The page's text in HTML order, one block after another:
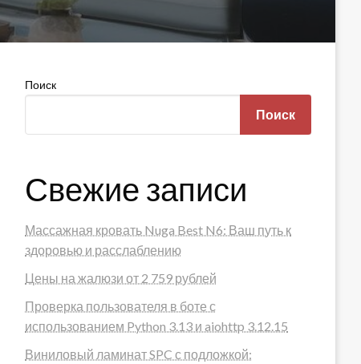
Поиск
Поиск
Свежие записи
Массажная кровать Nuga Best N6: Ваш путь к
здоровью и расслаблению
Цены на жалюзи от 2 759 рублей
Проверка пользователя в боте с
использованием Python 3.13 и aiohttp 3.12.15
Виниловый ламинат SPC с подложкой: